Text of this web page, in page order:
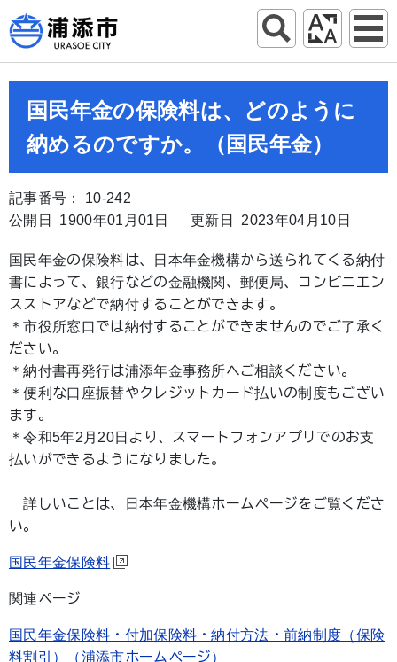
国民年金の保険料は、どのように
納めるのですか。（国民年金）
記事番号： 10-242
公開日 1900年01月01日
更新日 2023年04月10日
国民年金の保険料は、日本年金機構から送られてくる納付
書によって、銀行などの金融機関、郵便局、コンビニエン
スストアなどで納付することができます。
＊市役所窓口では納付することができませんのでご了承く
ださい。
＊納付書再発行は浦添年金事務所へご相談ください。
＊便利な口座振替やクレジットカード払いの制度もござい
ます。
＊令和5年2月20日より、スマートフォンアプリでのお支
払いができるようになりました。
詳しいことは、日本年金機構ホームページをご覧くださ
い。
国民年金保険料
関連ページ
国民年金保険料・付加保険料・納付方法・前納制度（保険
料割引）（浦添市ホームページ）